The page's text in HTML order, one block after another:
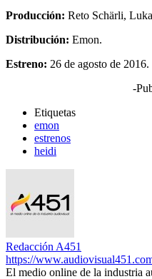
Producción: Reto Schärli,
Distribución: Emon.
Estreno: 26 de agosto de 2016.
-
Etiquetas
emon
estrenos
heidi
Redacción A451
https://
El medio online de la industria